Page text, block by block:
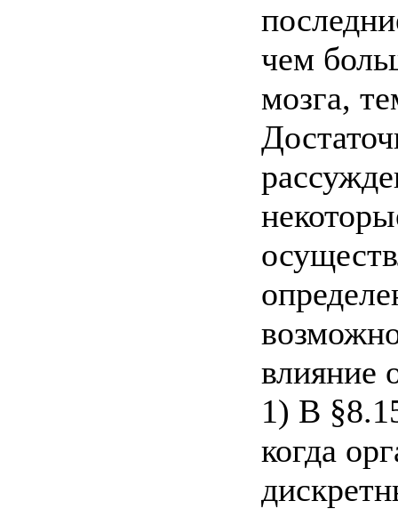
чем
мозга,
влияние
1) В
когда